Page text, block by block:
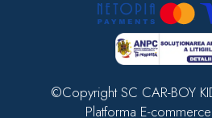
©Copyright SC CAR-BOY
Platforma E-